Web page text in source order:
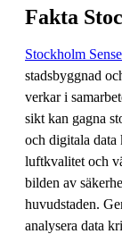
Fakta
Stockholm
stadsbyggnad
verkar i
sikt kan gagna
och digitala data
luftkvalitet och
bilden av
huvudstaden.
analysera data